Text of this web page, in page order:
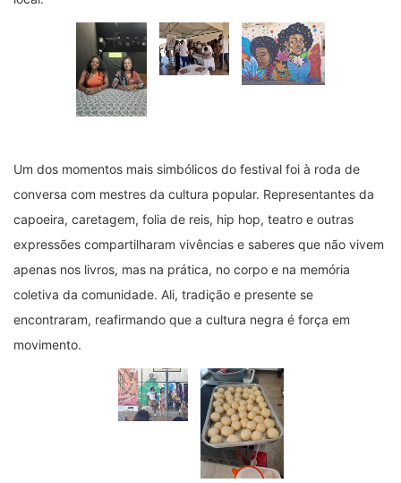
Um dos momentos mais simbólicos do festival foi à roda de
conversa com mestres da cultura popular. Representantes da
capoeira, caretagem, folia de reis, hip hop, teatro e outras
expressões compartilharam vivências e saberes que não vivem
apenas nos livros, mas na prática, no corpo e na memória
coletiva da comunidade. Ali, tradição e presente se
encontraram, reafirmando que a cultura negra é força em
movimento.